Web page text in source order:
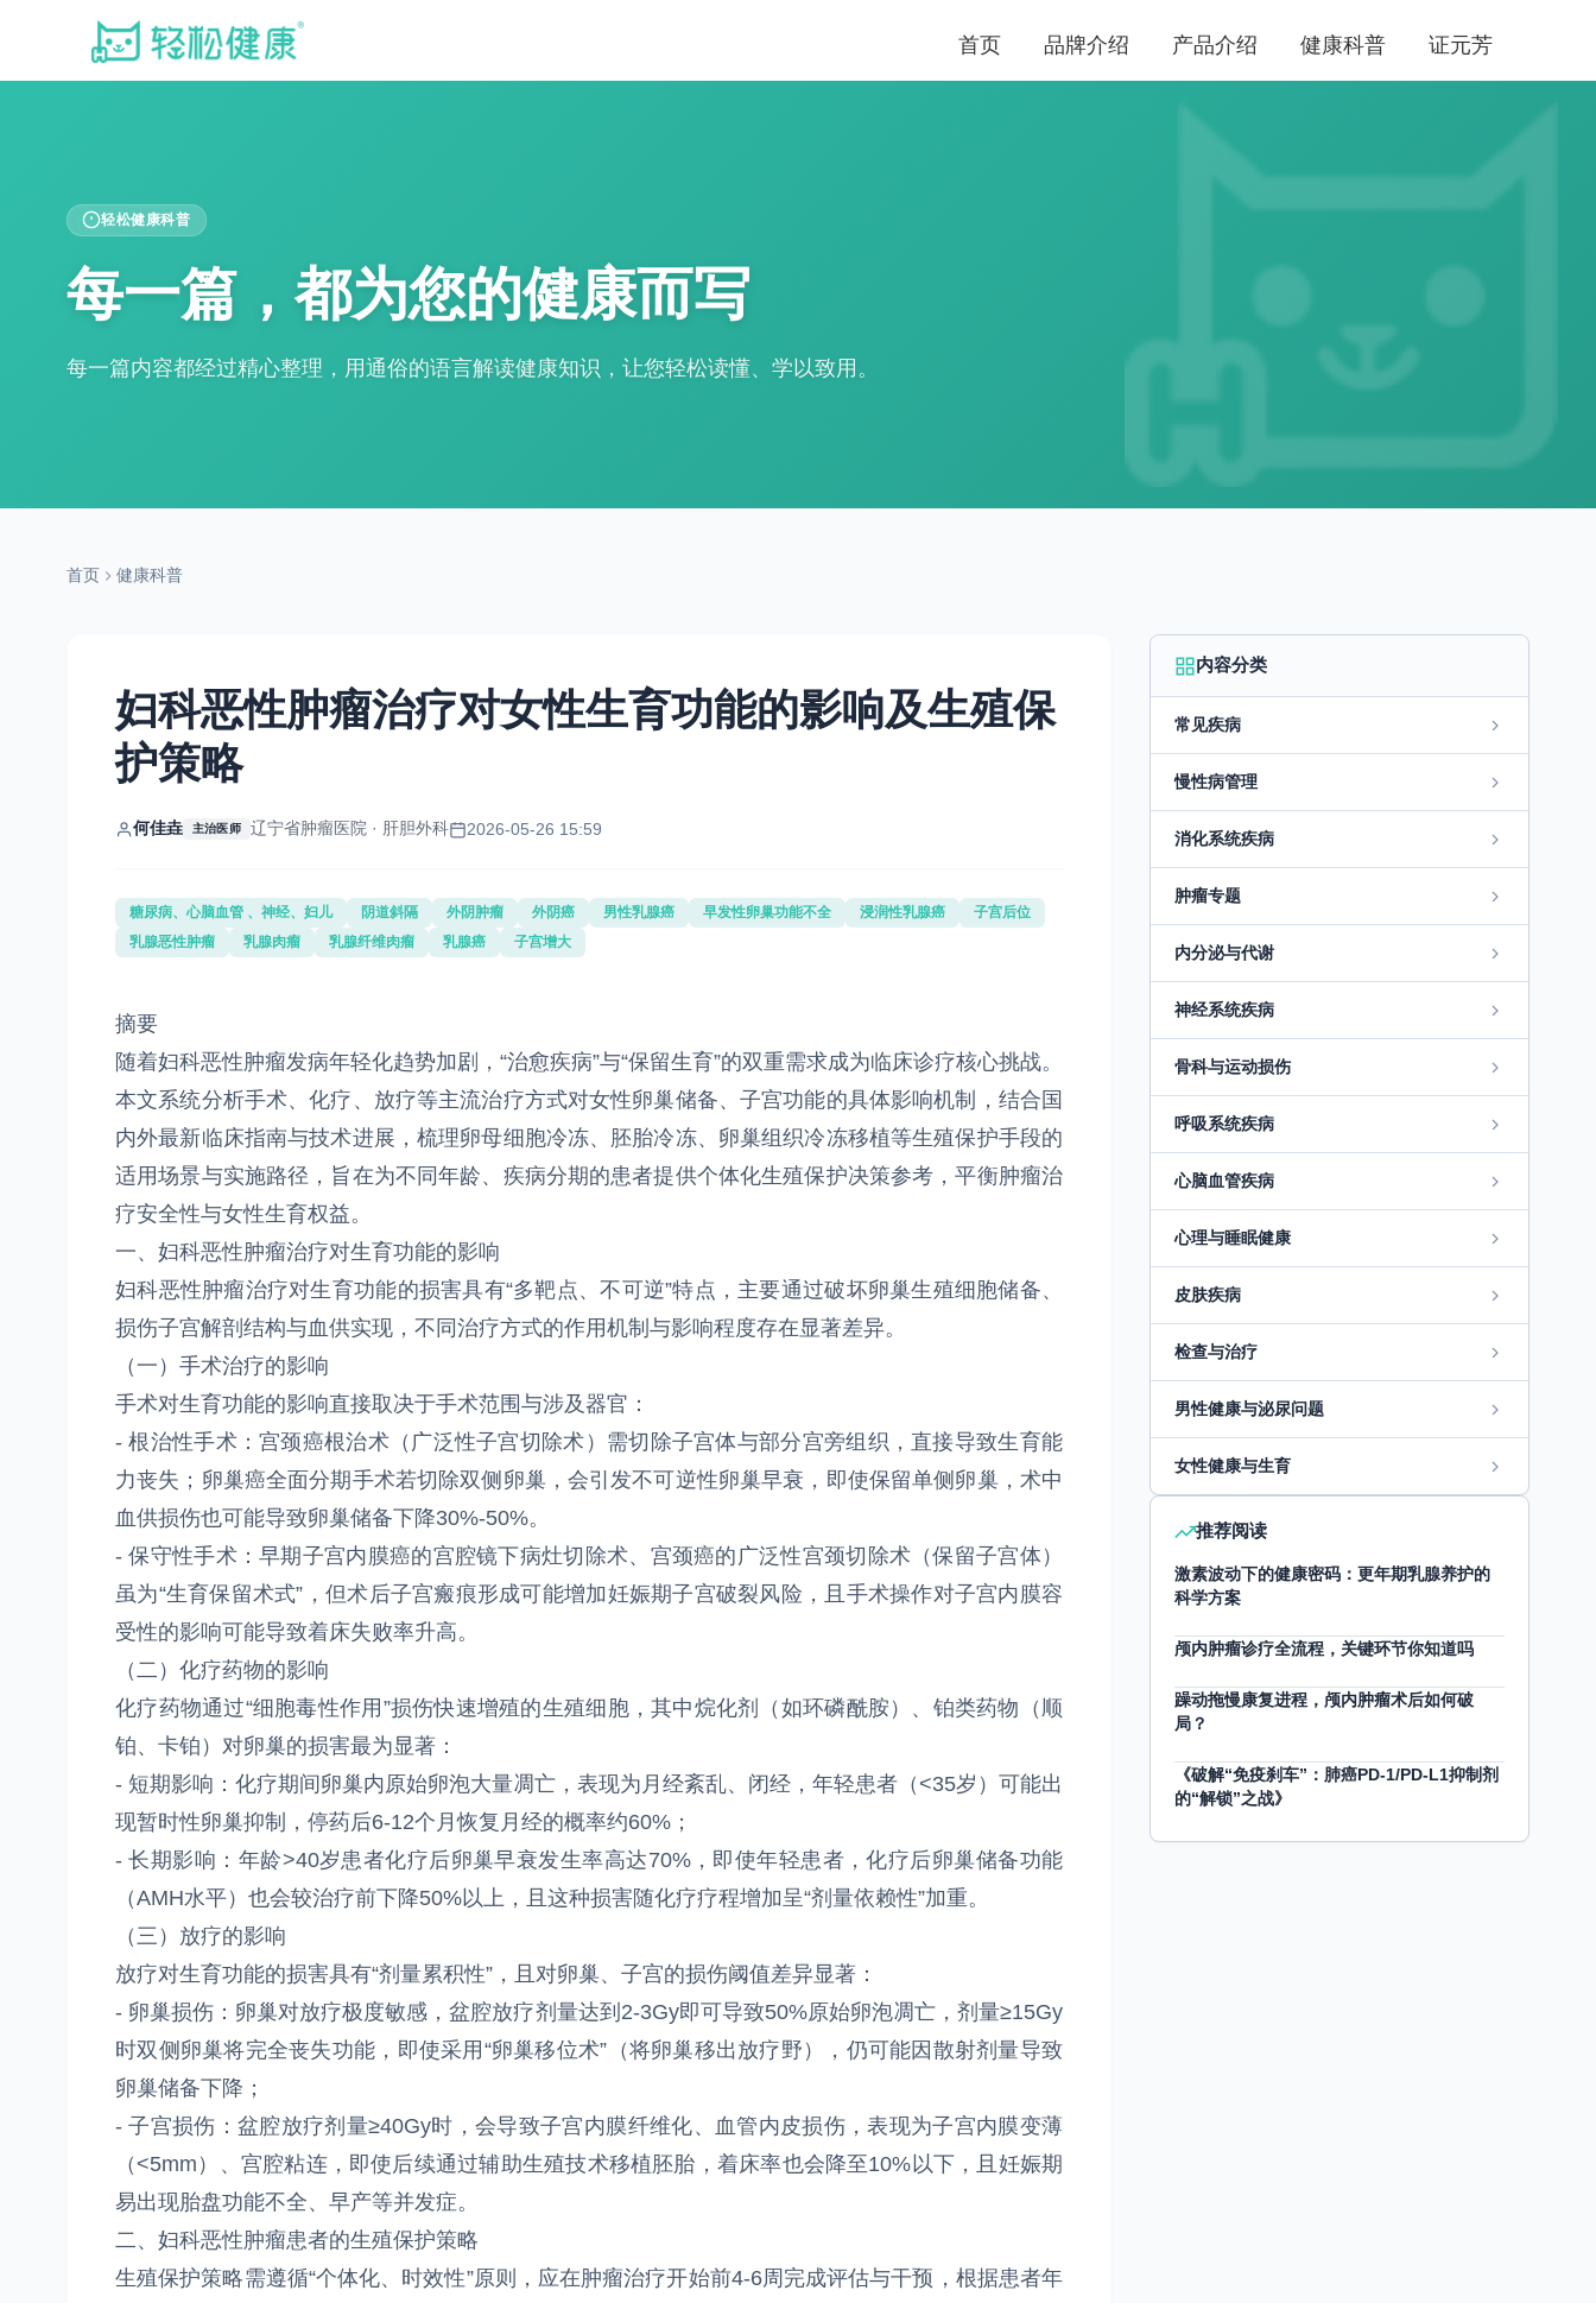
首页 品牌介绍 产品介绍 健康科普 证元芳
轻松健康科普
每一篇，都为您的健康而写
每一篇内容都经过精心整理，用通俗的语言解读健康知识，让您轻松读懂、学以致用。
首页 健康科普
妇科恶性肿瘤治疗对女性生育功能的影响及生殖保
护策略
何佳垚 主治医师 辽宁省肿瘤医院 · 肝胆外科 2026-05-26 15:59
糖尿病、心脑血管 、神经、妇儿 阴道斜隔 外阴肿瘤 外阴癌 男性乳腺癌 早发性卵巢功能不全 浸润性乳腺癌
子宫后位
乳腺恶性肿瘤
乳腺肉瘤 乳腺纤维肉瘤 乳腺癌 子宫增大
摘要
随着妇科恶性肿瘤发病年轻化趋势加剧，“治愈疾病”与“保留生育”的双重需求成为临床诊疗核心挑战。
本文系统分析手术、化疗、放疗等主流治疗方式对女性卵巢储备、子宫功能的具体影响机制，结合国
内外最新临床指南与技术进展，梳理卵母细胞冷冻、胚胎冷冻、卵巢组织冷冻移植等生殖保护手段的
适用场景与实施路径，旨在为不同年龄、疾病分期的患者提供个体化生殖保护决策参考，平衡肿瘤治
疗安全性与女性生育权益。
一、妇科恶性肿瘤治疗对生育功能的影响
妇科恶性肿瘤治疗对生育功能的损害具有“多靶点、不可逆”特点，主要通过破坏卵巢生殖细胞储备、
损伤子宫解剖结构与血供实现，不同治疗方式的作用机制与影响程度存在显著差异。
（一）手术治疗的影响
手术对生育功能的影响直接取决于手术范围与涉及器官：
- 根治性手术：宫颈癌根治术（广泛性子宫切除术）需切除子宫体与部分宫旁组织，直接导致生育能
力丧失；卵巢癌全面分期手术若切除双侧卵巢，会引发不可逆性卵巢早衰，即使保留单侧卵巢，术中
血供损伤也可能导致卵巢储备下降30%-50%。
- 保守性手术：早期子宫内膜癌的宫腔镜下病灶切除术、宫颈癌的广泛性宫颈切除术（保留子宫体）
虽为“生育保留术式”，但术后子宫瘢痕形成可能增加妊娠期子宫破裂风险，且手术操作对子宫内膜容
受性的影响可能导致着床失败率升高。
（二）化疗药物的影响
化疗药物通过“细胞毒性作用”损伤快速增殖的生殖细胞，其中烷化剂（如环磷酰胺）、铂类药物（顺
铂、卡铂）对卵巢的损害最为显著：
- 短期影响：化疗期间卵巢内原始卵泡大量凋亡，表现为月经紊乱、闭经，年轻患者（<35岁）可能出
现暂时性卵巢抑制，停药后6-12个月恢复月经的概率约60%；
- 长期影响：年龄>40岁患者化疗后卵巢早衰发生率高达70%，即使年轻患者，化疗后卵巢储备功能
（AMH水平）也会较治疗前下降50%以上，且这种损害随化疗疗程增加呈“剂量依赖性”加重。
（三）放疗的影响
放疗对生育功能的损害具有“剂量累积性”，且对卵巢、子宫的损伤阈值差异显著：
- 卵巢损伤：卵巢对放疗极度敏感，盆腔放疗剂量达到2-3Gy即可导致50%原始卵泡凋亡，剂量≥15Gy
时双侧卵巢将完全丧失功能，即使采用“卵巢移位术”（将卵巢移出放疗野），仍可能因散射剂量导致
卵巢储备下降；
- 子宫损伤：盆腔放疗剂量≥40Gy时，会导致子宫内膜纤维化、血管内皮损伤，表现为子宫内膜变薄
（<5mm）、宫腔粘连，即使后续通过辅助生殖技术移植胚胎，着床率也会降至10%以下，且妊娠期
易出现胎盘功能不全、早产等并发症。
二、妇科恶性肿瘤患者的生殖保护策略
生殖保护策略需遵循“个体化、时效性”原则，应在肿瘤治疗开始前4-6周完成评估与干预，根据患者年
内容分类
常见疾病
慢性病管理
消化系统疾病
肿瘤专题
内分泌与代谢
神经系统疾病
骨科与运动损伤
呼吸系统疾病
心脑血管疾病
心理与睡眠健康
皮肤疾病
检查与治疗
男性健康与泌尿问题
女性健康与生育
推荐阅读
激素波动下的健康密码：更年期乳腺养护的
科学方案
颅内肿瘤诊疗全流程，关键环节你知道吗
躁动拖慢康复进程，颅内肿瘤术后如何破
局？
《破解“免疫刹车”：肺癌PD-1/PD-L1抑制剂
的“解锁”之战》